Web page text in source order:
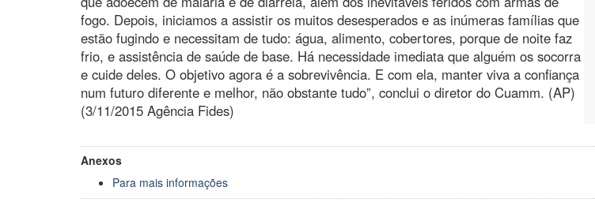
fogo. Depois, iniciamos a assistir os muitos desesperados e as inúmeras famílias que
estão fugindo e necessitam de tudo: água, alimento, cobertores, porque de noite faz
frio, e assistência de saúde de base. Há necessidade imediata que alguém os socorra
e cuide deles. O objetivo agora é a sobrevivência. E com ela, manter viva a confiança
num futuro diferente e melhor, não obstante tudo”, conclui o diretor do Cuamm. (AP)
(3/11/2015 Agência Fides)
Anexos
Para mais informações